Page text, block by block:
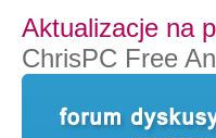
Aktualizacje na
ChrisPC Free